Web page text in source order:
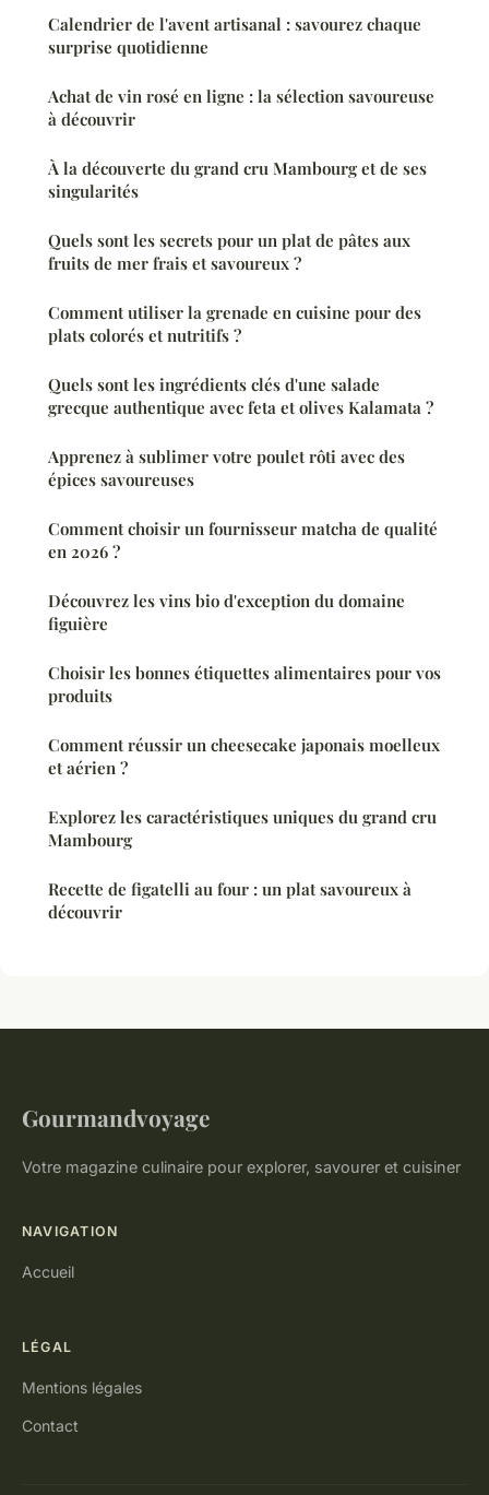
Calendrier de l'avent artisanal : savourez chaque
surprise quotidienne
Achat de vin rosé en ligne : la sélection savoureuse
à découvrir
À la découverte du grand cru Mambourg et de ses
singularités
Quels sont les secrets pour un plat de pâtes aux
fruits de mer frais et savoureux ?
Comment utiliser la grenade en cuisine pour des
plats colorés et nutritifs ?
Quels sont les ingrédients clés d'une salade
grecque authentique avec feta et olives Kalamata ?
Apprenez à sublimer votre poulet rôti avec des
épices savoureuses
Comment choisir un fournisseur matcha de qualité
en 2026 ?
Découvrez les vins bio d'exception du domaine
figuière
Choisir les bonnes étiquettes alimentaires pour vos
produits
Comment réussir un cheesecake japonais moelleux
et aérien ?
Explorez les caractéristiques uniques du grand cru
Mambourg
Recette de figatelli au four : un plat savoureux à
découvrir
Gourmandvoyage
Votre magazine culinaire pour explorer, savourer et cuisiner
NAVIGATION
Accueil
LÉGAL
Mentions légales
Contact